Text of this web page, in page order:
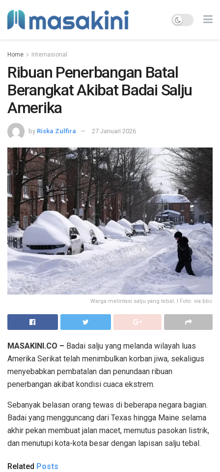
Home Internasional
Ribuan Penerbangan Batal
Berangkat Akibat Badai Salju
Amerika
by Riska Zulfira 27 Januari 2026
Warga melintasi salju yang tebal. I Foto: via bbc
MASAKINI.CO – Badai salju yang melanda wilayah luas
Amerika Serikat telah menimbulkan korban jiwa, sekaligus
menyebabkan pembatalan dan penundaan ribuan
penerbangan akibat kondisi cuaca ekstrem.
Sebanyak belasan orang tewas di beberapa negara bagian.
Badai yang mengguncang dari Texas hingga Maine selama
akhir pekan membuat jalan macet, memutus pasokan listrik,
dan menutupi kota-kota besar dengan lapisan salju tebal.
Related Posts